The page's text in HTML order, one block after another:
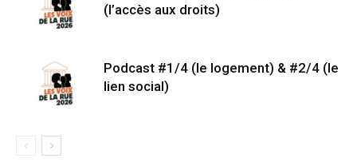
(l’accès aux droits)
Podcast #1/4 (le logement) & #2/4 (le
lien social)